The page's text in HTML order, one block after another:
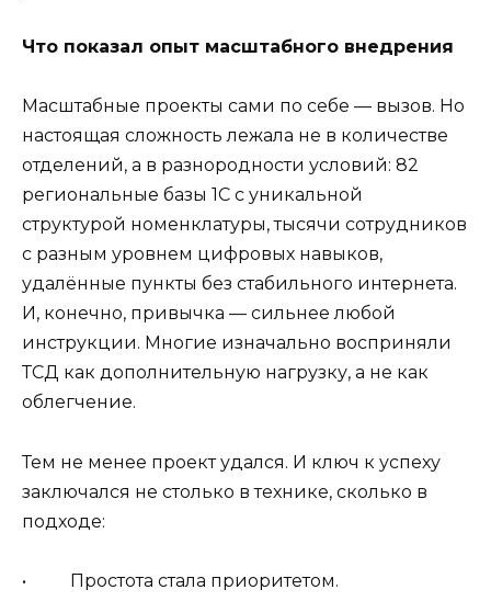
Что показал опыт масштабного внедрения
Масштабные проекты сами по себе — вызов. Но
настоящая сложность лежала не в количестве
отделений, а в разнородности условий: 82
региональные базы 1С с уникальной
структурой номенклатуры, тысячи сотрудников
с разным уровнем цифровых навыков,
удалённые пункты без стабильного интернета.
И, конечно, привычка — сильнее любой
инструкции. Многие изначально восприняли
ТСД как дополнительную нагрузку, а не как
облегчение.
Тем не менее проект удался. И ключ к успеху
заключался не столько в технике, сколько в
подходе:
• Простота стала приоритетом.